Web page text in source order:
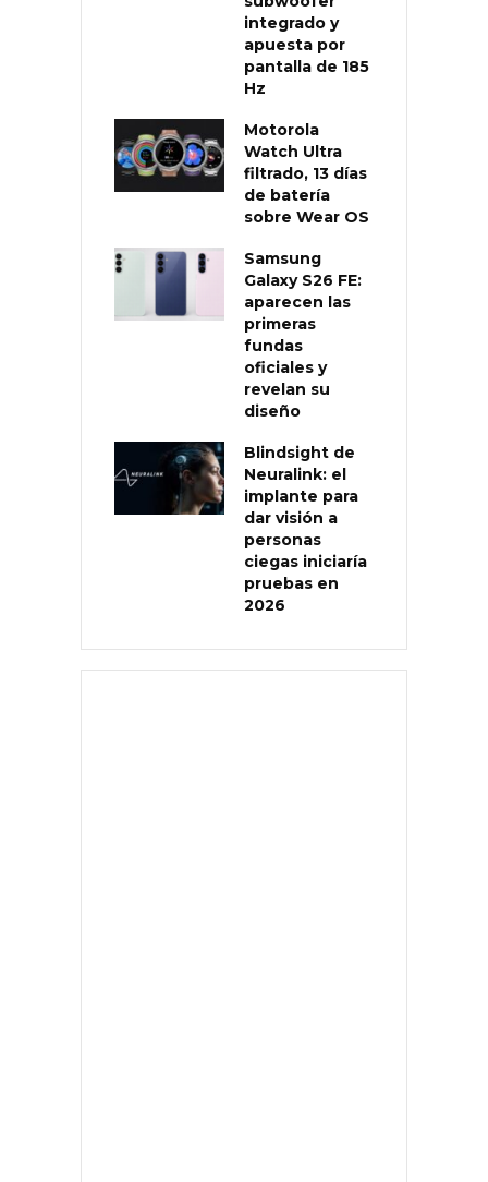
integrado y
apuesta por
pantalla de 185
Hz
Motorola
Watch Ultra
filtrado, 13 días
de batería
sobre Wear OS
Samsung
Galaxy S26 FE:
aparecen las
primeras
fundas
oficiales y
revelan su
diseño
Blindsight de
Neuralink: el
implante para
dar visión a
personas
ciegas iniciaría
pruebas en
2026